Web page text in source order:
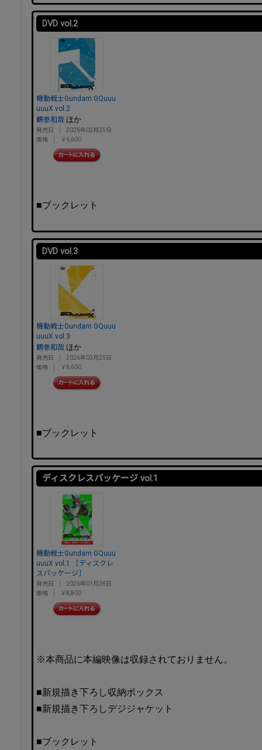
DVD vol.2
機動戦士Gundam GQuuu
uuuX vol.2
鶴巻和哉 ほか
発売日
2026年02月25日
価格
￥6,600
■ブックレット
DVD vol.3
機動戦士Gundam GQuuu
uuuX vol.3
鶴巻和哉 ほか
発売日
2026年03月25日
価格
￥6,600
■ブックレット
ディスクレスパッケージ vol.1
機動戦士Gundam GQuuu
uuuX vol.1 ［ディスクレ
スパッケージ］
発売日
2026年01月28日
価格
￥8,800
※本商品に本編映像は収録されておりません。
■新規描き下ろし収納ボックス
■新規描き下ろしデジジャケット
■ブックレット